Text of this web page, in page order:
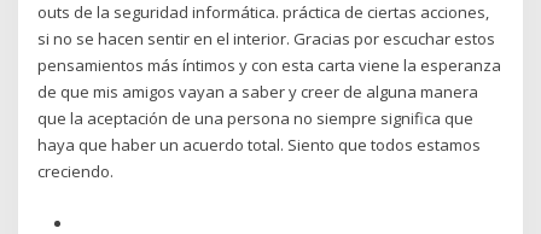
outs de la seguridad informática. práctica de ciertas acciones,
si no se hacen sentir en el interior. Gracias por escuchar estos
pensamientos más íntimos y con esta carta viene la esperanza
de que mis amigos vayan a saber y creer de alguna manera
que la aceptación de una persona no siempre significa que
haya que haber un acuerdo total. Siento que todos estamos
creciendo.